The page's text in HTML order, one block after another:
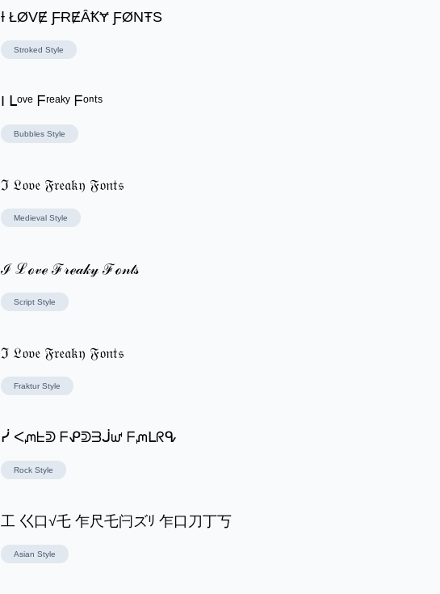
Ɨ ŁØVɆ ƑɌɆȂꝀɎ ƑØNŦS
Stroked Style
I ᒪᵒᵛᵉ ᖴʳᵉᵃᵏʸ ᖴᵒⁿᵗˢ
Bubbles Style
ℑ 𝔏𝔬𝔳𝔢 𝔉𝔯𝔢𝔞𝔨𝔶 𝔉𝔬𝔫𝔱𝔰
Medieval Style
ℐ ℒℴ𝓋ℯ ℱ𝓇ℯ𝒶𝓀𝓎 ℱℴ𝓃𝓉𝓈
Script Style
ℑ 𝔏𝔬𝔳𝔢 𝔉𝔯𝔢𝔞𝔨𝔶 𝔉𝔬𝔫𝔱𝔰
Fraktur Style
ᓰ ᐸᘻᖶᕲ ᖴᕵᕲᗱᒎᘺ ᖴᘻᒪᖇᕴ
Rock Style
工 巜口√乇 乍尺乇闩ズﾘ 乍口刀丁丂
Asian Style